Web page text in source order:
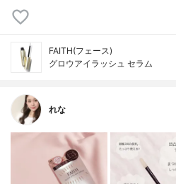
FAITH(フェース)
グロウアイラッシュ セラム
れな